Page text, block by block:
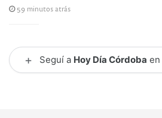
59 minutos atrás
+ Seguí a Hoy Día Córdoba en